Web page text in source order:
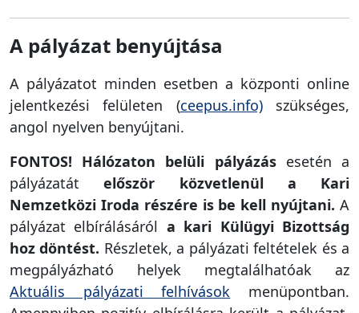
A pályázat benyújtása
A pályázatot minden esetben a központi online
jelentkezési felületen (ceepus.info)szükséges,
angol nyelven benyújtani.
Hálózaton belüli pályázás
esetén a
pályázatátelőször
közvetlenül a Kari
Nemzetközi Iroda részére is be kell nyújtani.A
pályázat elbírálásáróla kari Külügyi Bizottság
hoz döntést.Részletek, a pályázati feltételek és a
megpályázható helyek megtalálhatóak az
Aktuális pályázati felhívásokmenüpontban.
Amennyiben pozitív elbírálásra került a pályázat,